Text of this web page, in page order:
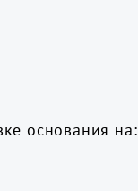
основания на: